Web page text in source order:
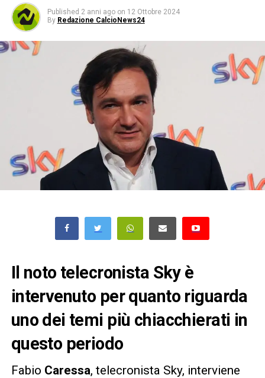
Published 2 anni ago on 12 Ottobre 2024
By Redazione CalcioNews24
Il noto telecronista Sky è
intervenuto per quanto riguarda
uno dei temi più chiacchierati in
questo periodo
Fabio Caressa, telecronista Sky, interviene